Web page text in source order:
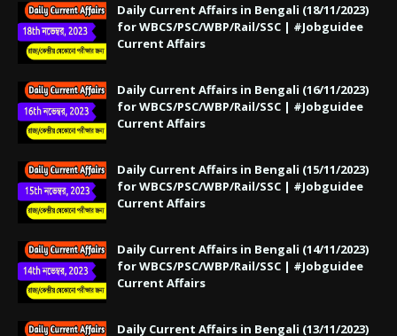
Daily Current Affairs in Bengali (18/11/2023)
for WBCS/PSC/WBP/Rail/SSC | #Jobguidee
Current Affairs
Daily Current Affairs in Bengali (16/11/2023)
for WBCS/PSC/WBP/Rail/SSC | #Jobguidee
Current Affairs
Daily Current Affairs in Bengali (15/11/2023)
for WBCS/PSC/WBP/Rail/SSC | #Jobguidee
Current Affairs
Daily Current Affairs in Bengali (14/11/2023)
for WBCS/PSC/WBP/Rail/SSC | #Jobguidee
Current Affairs
Daily Current Affairs in Bengali (13/11/2023)